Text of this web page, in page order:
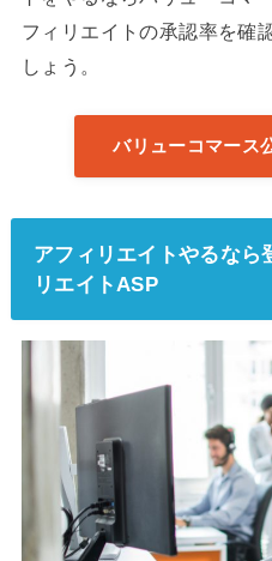
フィリエイトの承認率を確
しょう。
バリューコマース
アフィリエイトやるなら
リエイトASP